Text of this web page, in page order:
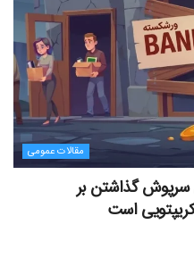
مقالات عمومی
سرپوش گذاشتن بر
است